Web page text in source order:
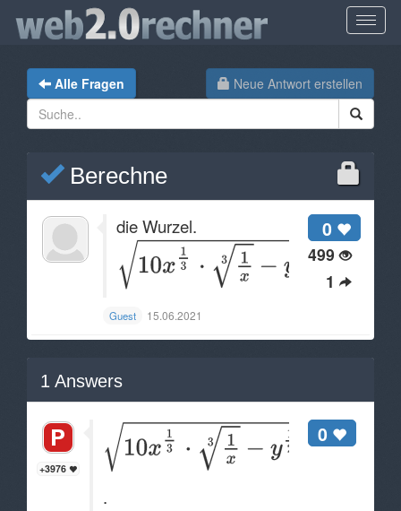
Neue Antwort erstellen
Alle Fragen
Berechne
0
499
1
die Wurzel.
Guest 15.06.2021
1 Answers
+3976
0
.